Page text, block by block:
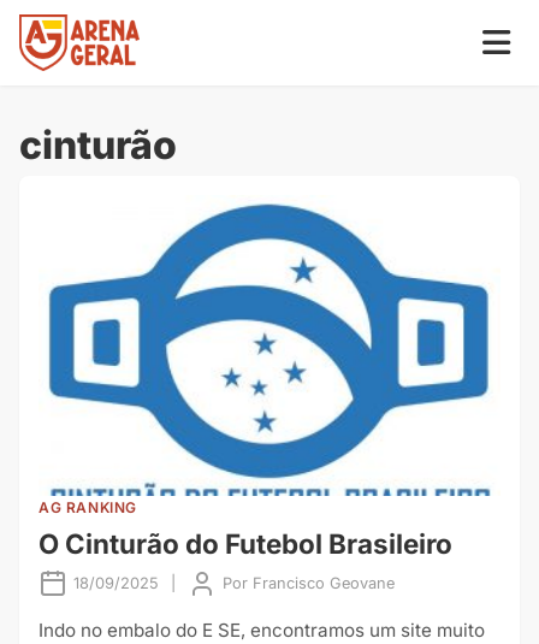
cinturão
AG RANKING
O Cinturão do Futebol Brasileiro
18/09/2025 Por Francisco Geovane
Indo no embalo do E SE, encontramos um site muito